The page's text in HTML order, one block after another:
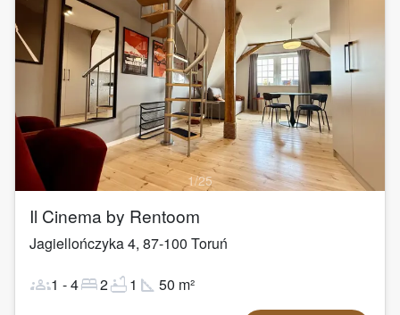
1/25
Il Cinema by Rentoom
Jagiellończyka 4, 87-100 Toruń
groups1 -4bed2bathtub1 square_foot 50 m²